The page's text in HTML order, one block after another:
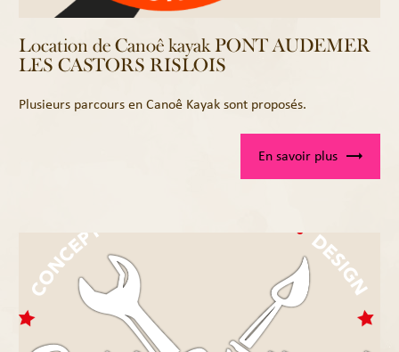
Location de Canoê kayak PONT AUDEMER
LES CASTORS RISLOIS
Plusieurs parcours en Canoê Kayak sont proposés.
En savoir plus